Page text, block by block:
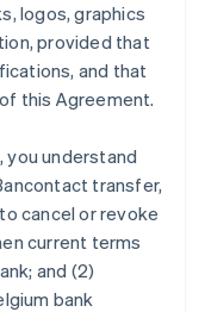
logos, graphics
provided that
and that
this Agreement.
you understand
transfer,
cancel or revoke
current terms
and (2)
bank